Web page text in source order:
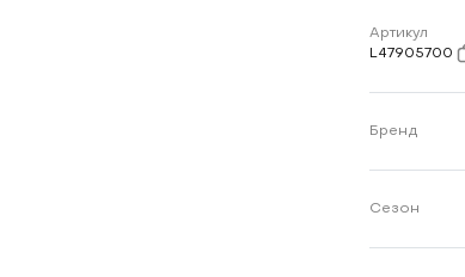
Артикул
L47905700
Бренд
Сезон